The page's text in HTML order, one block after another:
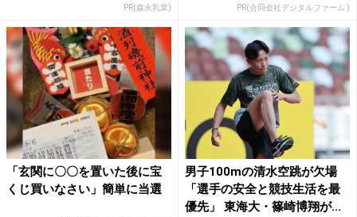
PR(森永乳業) PR(合同会社デジタルファーム )
「玄関に〇〇を置いた後に宝
くじ買いなさい」簡単に当選
男子100mの清水空跳が欠場
「選手の安全と競技生活を最
優先」 東海大・篠崎博翔が...